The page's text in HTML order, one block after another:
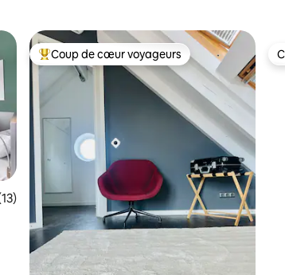
moyenne sur la base de 13 commentaires : 4,69
Coups de cœur voyageurs les plus appréciés
Coup de cœur voyageurs